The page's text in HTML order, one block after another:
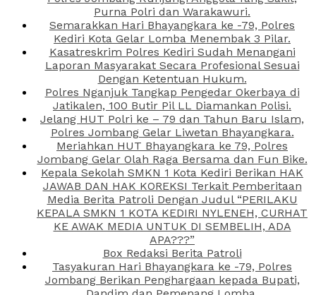
Purna Polri dan Warakawuri.
Semarakkan Hari Bhayangkara ke -79, Polres
Kediri Kota Gelar Lomba Menembak 3 Pilar.
Kasatreskrim Polres Kediri Sudah Menangani
Laporan Masyarakat Secara Profesional Sesuai
Dengan Ketentuan Hukum.
Polres Nganjuk Tangkap Pengedar Okerbaya di
Jatikalen, 100 Butir Pil LL Diamankan Polisi.
Jelang HUT Polri ke – 79 dan Tahun Baru Islam,
Polres Jombang Gelar Liwetan Bhayangkara.
Meriahkan HUT Bhayangkara ke 79, Polres
Jombang Gelar Olah Raga Bersama dan Fun Bike.
Kepala Sekolah SMKN 1 Kota Kediri Berikan HAK
JAWAB DAN HAK KOREKSI Terkait Pemberitaan
Media Berita Patroli Dengan Judul “PERILAKU
KEPALA SMKN 1 KOTA KEDIRI NYLENEH, CURHAT
KE AWAK MEDIA UNTUK DI SEMBELIH, ADA
APA???”
Box Redaksi Berita Patroli
Tasyakuran Hari Bhayangkara ke -79, Polres
Jombang Berikan Penghargaan kepada Bupati,